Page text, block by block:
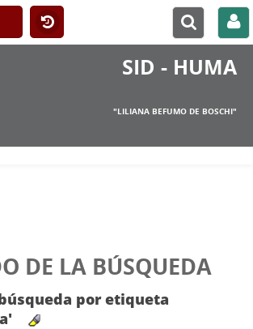
SID - HUMA
"LILIANA BEFUMO DE BOSCHI"
DE LA BÚSQUEDA
por etiqueta